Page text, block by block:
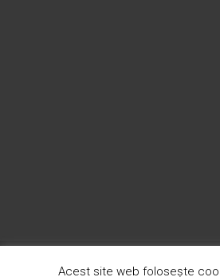
Copyright © 2026Ziarul Știrea
Acest site web folosește